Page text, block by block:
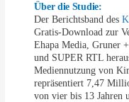
Über die Studie:
Der Berichtsband des
Gratis-Download zur
Ehapa Media, Gruner
und SUPER RTL
Mediennutzung von
repräsentiert 7,47
von vier bis 13 Jahren